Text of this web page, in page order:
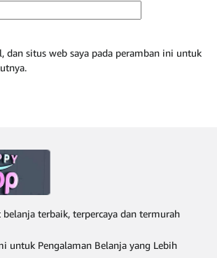
dan situs web saya pada peramban ini untuk
terbaik, terpercaya dan termurah
untuk Pengalaman Belanja yang Lebih